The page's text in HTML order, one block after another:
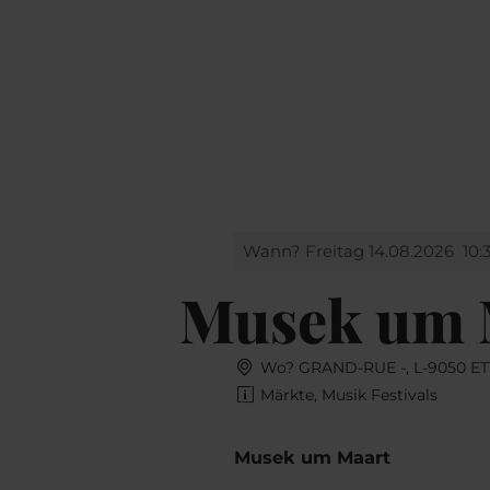
Wann? Freitag 14.08.2026
Musek um
Wo? GRAND-RUE -, L-9050
Märkte, Musik Festivals
Musek um Maart